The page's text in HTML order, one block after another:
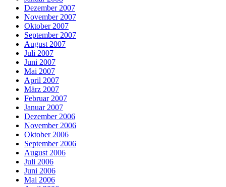
Dezember 2007
November 2007
Oktober 2007
September 2007
August 2007
Juli 2007
Juni 2007
Mai 2007
April 2007
März 2007
Februar 2007
Januar 2007
Dezember 2006
November 2006
Oktober 2006
September 2006
August 2006
Juli 2006
Juni 2006
Mai 2006